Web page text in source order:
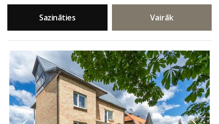
Sazināties Vairāk